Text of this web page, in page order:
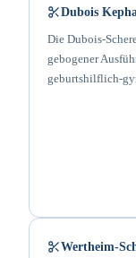
Dubois
Die Dubois-
gebogener
geburtshilflich-
Wertheim-